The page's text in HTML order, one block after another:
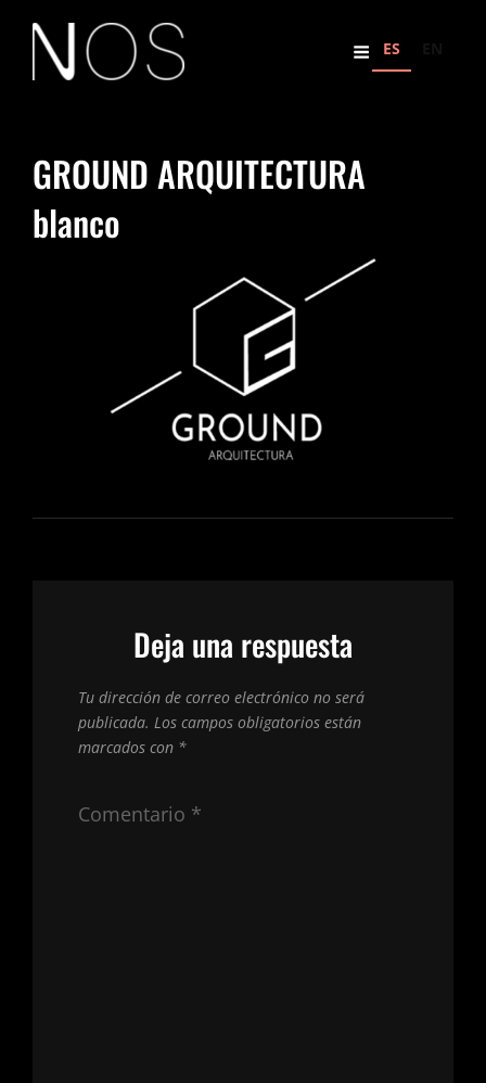
ES
GROUND ARQUITECTURA
blanco
Deja una respuesta
Tu dirección de correo electrónico no será
publicada. Los campos obligatorios están
marcados con *
Comentario *